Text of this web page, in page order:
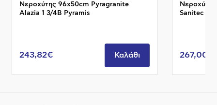
Νεροχύτης 96x50cm Pyragranite
Alazia 1 3/4B Pyramis
243,82€ Καλάθι
Sanitec
267,00€